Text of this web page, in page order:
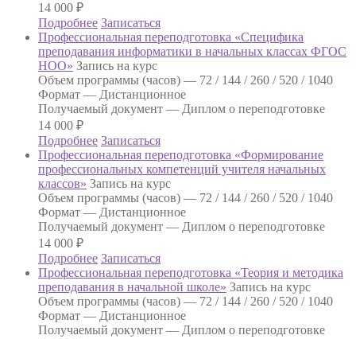
14 000 ₽
Подробнее Записаться
Профессиональная переподготовка «Специфика
преподавания информатики в начальных классах ФГОС
НОО» Запись на курс
Объем программы (часов) — 72 / 144 / 260 / 520 / 1040
Формат — Дистанционное
Получаемый документ — Диплом о переподготовке
14 000 ₽
Подробнее Записаться
Профессиональная переподготовка «Формирование
профессиональных компетенций учителя начальных
классов» Запись на курс
Объем программы (часов) — 72 / 144 / 260 / 520 / 1040
Формат — Дистанционное
Получаемый документ — Диплом о переподготовке
14 000 ₽
Подробнее Записаться
Профессиональная переподготовка «Теория и методика
преподавания в начальной школе» Запись на курс
Объем программы (часов) — 72 / 144 / 260 / 520 / 1040
Формат — Дистанционное
Получаемый документ — Диплом о переподготовке